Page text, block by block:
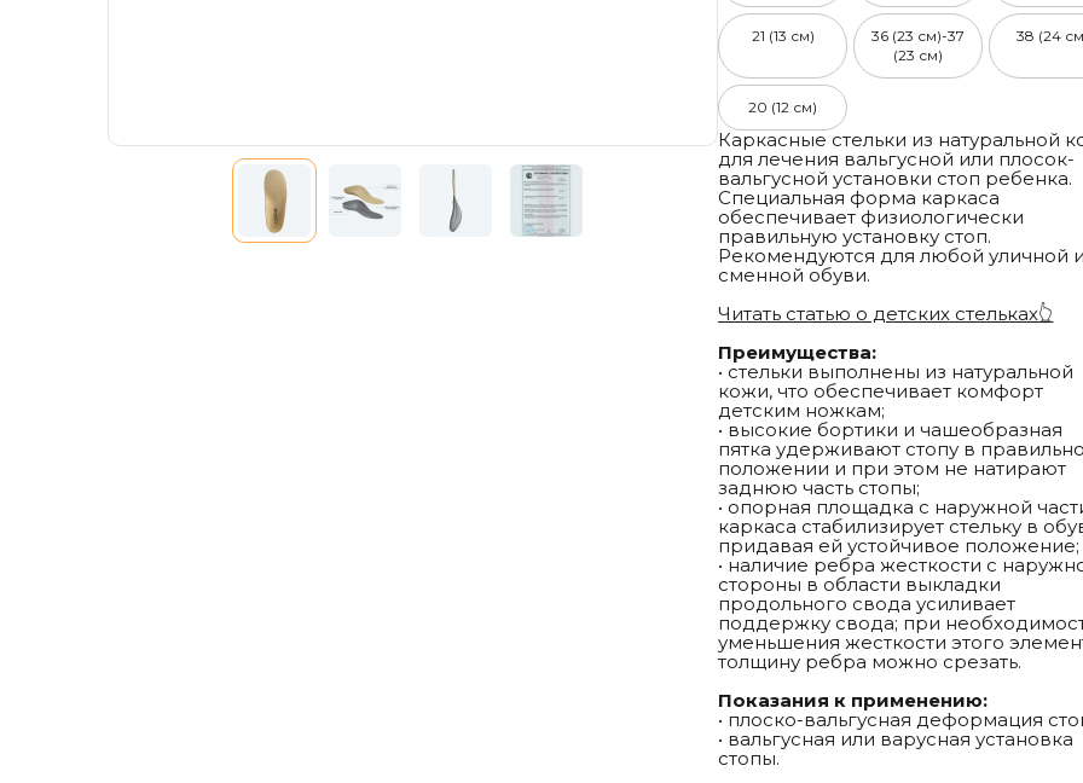
21 (13 см)
36 (23 см)-37
(23 см)
38 (24
20 (12 см)
Каркасные стельки из натуральной
для лечения вальгусной или плосок-
вальгусной установки стоп ребенка.
Специальная форма каркаса
обеспечивает физиологически
правильную установку стоп.
Рекомендуются для любой уличной
сменной обуви.
Читать статью о детских стельках👆
Преимущества:
• стельки выполнены из натуральной
кожи, что обеспечивает комфорт
детским ножкам;
• высокие бортики и чашеобразная
пятка удерживают стопу в
положении и при этом не натирают
заднюю часть стопы;
• опорная площадка с наружной
каркаса стабилизирует стельку в
придавая ей устойчивое положение;
• наличие ребра жесткости с
стороны в области выкладки
продольного свода усиливает
поддержку свода; при
уменьшения жесткости этого
толщину ребра можно срезать.
Показания к применению:
• плоско-вальгусная деформация
• вальгусная или варусная установка
стопы.